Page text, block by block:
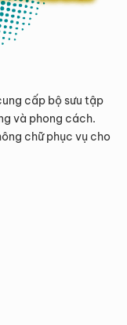
cấp bộ sưu tập
và phong cách.
chữ phục vụ cho